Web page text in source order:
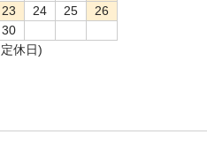
23 24 25
26
30
定休日)